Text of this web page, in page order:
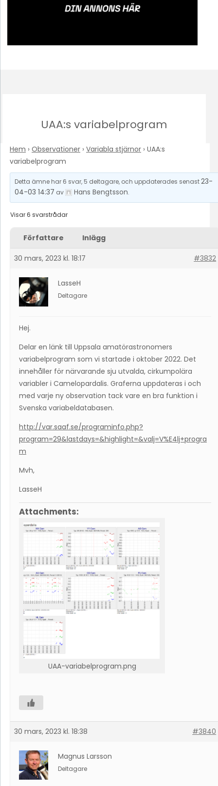
UAA:s variabelprogram
Hem › Observationer › Variabla stjärnor › UAA:s
variabelprogram
Detta ämne har 6 svar, 5 deltagare, och uppdaterades senast23-
04-03 14:37 av Hans Bengtsson.
Visar 6 svarstrådar
Författare Inlägg
30 mars, 2023 kl. 18:17 #3832
LasseH
Deltagare
Hej.
Delar en länk till Uppsala amatörastronomers
variabelprogram som vi startade i oktober 2022. Det
innehåller för närvarande sju utvalda, cirkumpolära
variabler i Camelopardalis. Graferna uppdateras i och
med varje ny observation tack vare en bra funktion i
Svenska variabeldatabasen.
http://var.saaf.se/programinfo.php?
program=29&lastdays=&highlight=&valj=V%E4lj+progra
m
Mvh,
LasseH
Attachments:
UAA-variabelprogram.png
30 mars, 2023 kl. 18:38 #3840
Magnus Larsson
Deltagare